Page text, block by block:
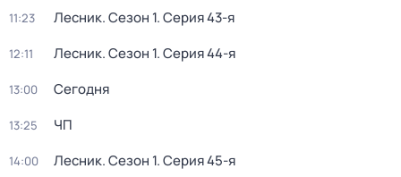
11:23 Лесник. Сезон 1. Серия 43-я
12:11 Лесник. Сезон 1. Серия 44-я
13:00 Сегодня
13:25 ЧП
14:00 Лесник. Сезон 1. Серия 45-я